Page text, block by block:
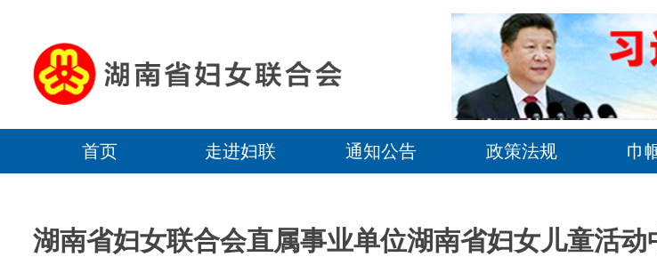
首页 走进妇联 通知公告 政策法规 巾
湖南省妇女联合会直属事业单位湖南省妇女儿童活动